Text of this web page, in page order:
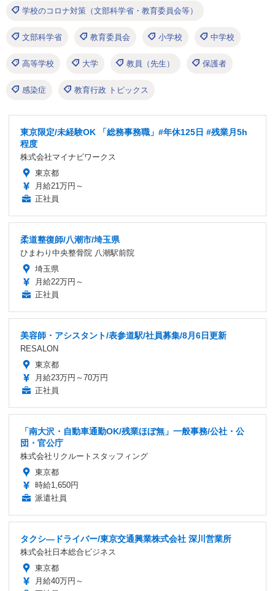
学校のコロナ対策（文部科学省・教育委員会等）
文部科学省 教育委員会 小学校 中学校
高等学校 大学 教員（先生） 保護者
感染症 教育行政 トピックス
東京限定/未経験OK 「総務事務職」#年休125日 #残業月5h
程度
株式会社マイナビワークス
東京都
月給21万円～
正社員
柔道整復師/八潮市/埼玉県
ひまわり中央整骨院 八潮駅前院
埼玉県
月給22万円～
正社員
美容師・アシスタント/表参道駅/社員募集/8月6日更新
RESALON
東京都
月給23万円～70万円
正社員
「南大沢・自動車通勤OK/残業ほぼ無」一般事務/公社・公
団・官公庁
株式会社リクルートスタッフィング
東京都
時給1,650円
派遣社員
タクシ―ドライバー/東京交通興業株式会社 深川営業所
株式会社日本総合ビジネス
東京都
月給40万円～